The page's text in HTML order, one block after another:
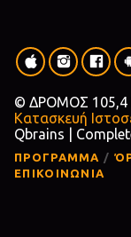
© ΔΡΟΜΟΣ 105,4
Κατασκευή
Qbrains |
ΠΡΟΓΡΑΜΜΑ
ΕΠΙΚΟΙΝΩΝΙΑ